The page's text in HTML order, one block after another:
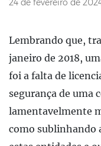
24 de fevereiro de
Lembrando que,
janeiro de 2018,
foi a falta de
segurança de uma
lamentavelmente
como sublinhando